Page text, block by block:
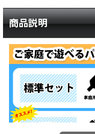
商品説明